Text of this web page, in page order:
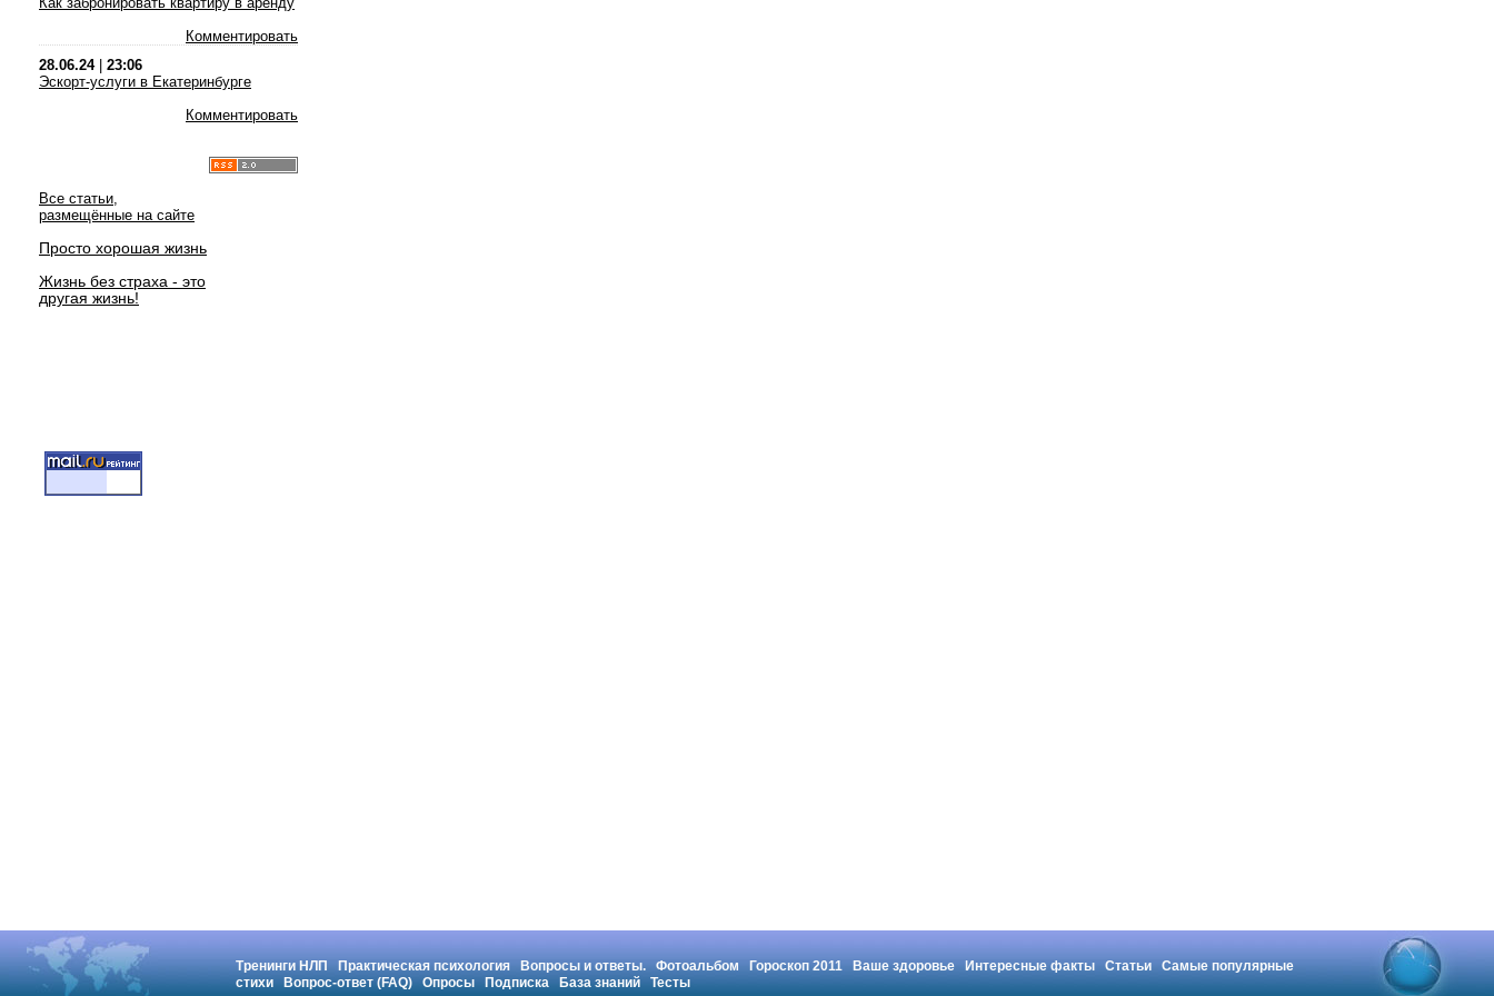
Комментировать
28.06.24| 23:06
Эскорт-услуги в Екатеринбурге
Комментировать
Все статьи,
размещённые на сайте
Просто хорошая жизнь
Жизнь без страха - это
другая жизнь!
Тренинги НЛП Практическая психология Вопросы и ответы. Фотоальбом Гороскоп 2011 Ваше здоровье Интересные факты Статьи
Самые популярные
стихи
Вопрос-ответ (FAQ) Опросы Подписка База знаний Тесты